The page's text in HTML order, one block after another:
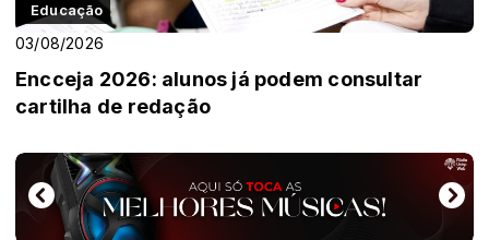
Educação
03/08/2026
Encceja 2026: alunos já podem consultar
cartilha de redação